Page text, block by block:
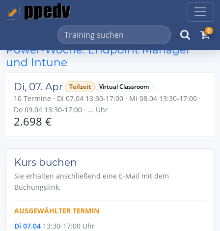
0
Power-Woche: Endpoint Manager
und Intune
Di, 07. Apr Teilzeit Virtual Classroom
10 Termine · Di 07.04 13:30-17:00 · Mi 08.04 13:30-17:00 ·
Do 09.04 13:30-17:00 · ... Uhr
2.698 €
Kurs buchen
Sie erhalten anschließend eine E-Mail mit dem
Buchungslink.
AUSGEWÄHLTER TERMIN
Di 07.04 13:30-17:00 Uhr